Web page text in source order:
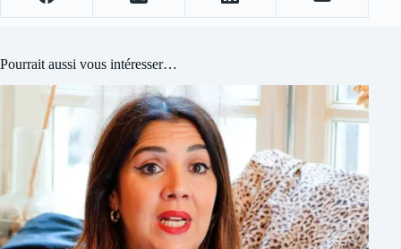
Pourrait aussi vous intéresser…